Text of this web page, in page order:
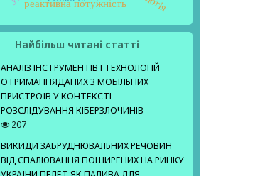
реактивна потужність
Найбільш читані статті
АНАЛІЗ ІНСТРУМЕНТІВ І ТЕХНОЛОГІЙ
ОТРИМАННЯДАНИХ З МОБІЛЬНИХ
ПРИСТРОЇВ У КОНТЕКСТІ
РОЗСЛІДУВАННЯ КІБЕРЗЛОЧИНІВ
207
ВИКИДИ ЗАБРУДНЮВАЛЬНИХ РЕЧОВИН
ВІД СПАЛЮВАННЯ ПОШИРЕНИХ НА РИНКУ